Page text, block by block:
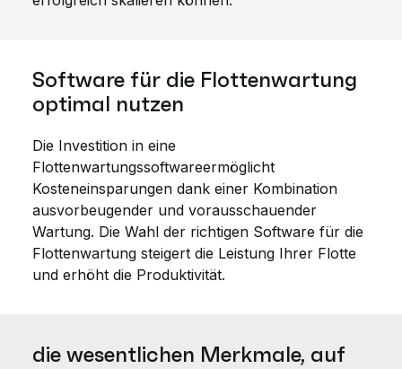
Software für die Flottenwartung
optimal nutzen
Die Investition in eine
Flottenwartungssoftwareermöglicht
Kosteneinsparungen dank einer Kombination
ausvorbeugender und vorausschauender
Wartung. Die Wahl der richtigen Software für die
Flottenwartung steigert die Leistung Ihrer Flotte
und erhöht die Produktivität.
die wesentlichen Merkmale, auf